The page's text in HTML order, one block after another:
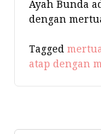
Ayah Bunda
dengan
Tagged mertua
atap dengan